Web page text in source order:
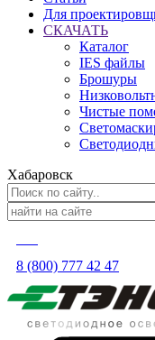
Для
СКАЧАТЬ
Каталог
IES файлы
Брошуры
Чистые
Хабаровск
8 (800) 777 42 47